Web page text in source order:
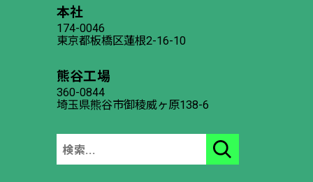
本社
174-0046
東京都板橋区蓮根2-16-10
熊谷工場
360-0844
埼玉県熊谷市御稜威ヶ原138-6